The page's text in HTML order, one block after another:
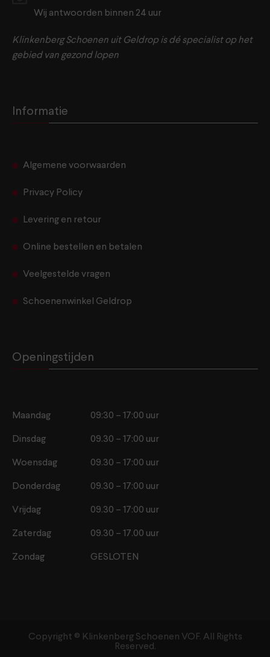
Wij antwoorden binnen 24 uur
Klinkenberg Schoenen uit Geldrop is dé specialist op het
gebied van gezond lopen
Informatie
Algemene voorwaarden
Privacy Policy
Levering en retour
Online bestellen en betalen
Veelgestelde vragen
Schoenenwinkel Geldrop
Openingstijden
Maandag 09:30 – 17:00 uur
Dinsdag 09.30 – 17:00 uur
Woensdag 09.30 – 17:00 uur
Donderdag 09.30 – 17:00 uur
Vrijdag 09.30 – 17:00 uur
Zaterdag 09.30 – 17.00 uur
Zondag GESLOTEN
Copyright ©️ Klinkenberg Schoenen VOF. All Rights
Reserved.